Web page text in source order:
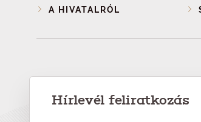
A HIVATALRÓL
Hírlevél feliratkozás